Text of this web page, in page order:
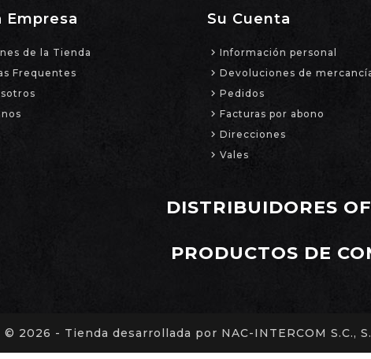
Empresa
de la Tienda
Frequentes
Su Cuenta
Información personal
Devoluciones de
Pedidos
Facturas por abono
Direcciones
Vales
DISTRIBUIDORES
PRODUCTOS DE
© 2026 - Tienda desarrollada por NAC-INTERCOM S.C.,